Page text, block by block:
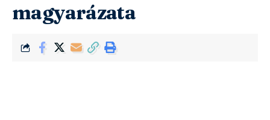
magyarázata